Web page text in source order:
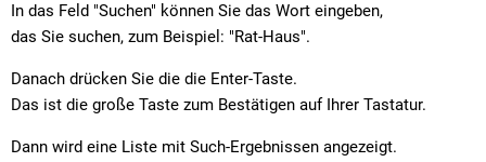
In das Feld "Suchen" können Sie das Wort eingeben,
das Sie suchen, zum Beispiel: "Rat-Haus".
Danach drücken Sie die die Enter-Taste.
Das ist die große Taste zum Bestätigen auf Ihrer Tastatur.
Dann wird eine Liste mit Such-Ergebnissen angezeigt.